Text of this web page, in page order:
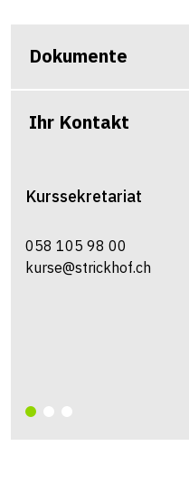
Dokumente
Ihr Kontakt
Kurssekretariat
058 105 98 00
kurse@strickhof.ch